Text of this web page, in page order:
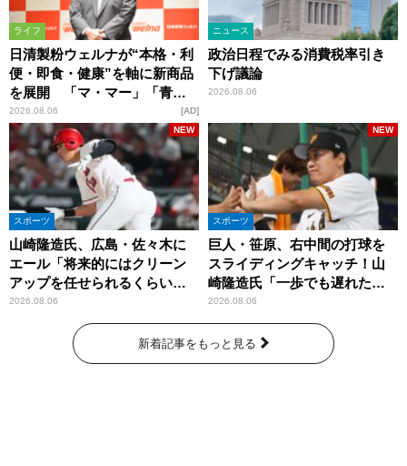
ライフ
日清製粉ウェルナが“本格・利
便・即食・健康”を軸に新商品
を展開 「マ・マー」「青の
洞窟」ブランドを強化
2026.08.06 AD
ニュース
政治日程でみる消費税率引き
下げ議論
2026.08.06
スポーツ
山崎隆造氏、広島・佐々木に
エール「将来的にはクリーン
アップを任せられるくらいま
では成長して」
2026.08.06
NEW
スポーツ
巨人・笹原、右中間の打球を
スライディングキャッチ！山
崎隆造氏「一歩でも遅れた
ら…」
2026.08.06
NEW
新着記事をもっと見る